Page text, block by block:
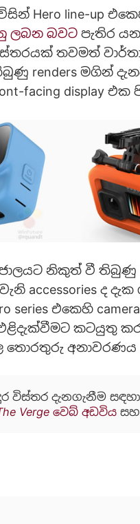
Hero line-up
ලබන බවට පැතිර යන
තවමත්
renders මගින්
facing display
නිකුත් වී තිබුණු
වැනි accessories ද
series එකෙහි
කටයුතු
තොරතුරු අනාවරණය
විස්තර දැනගැනීම සඳහා
Verge වෙබ් අඩවිය සහ